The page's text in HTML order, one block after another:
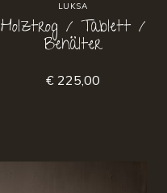
LUKSA
Holztrog / Tablett /
Behälter
€ 225,00